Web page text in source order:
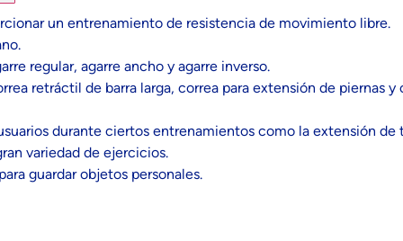
un entrenamiento de resistencia de movimiento libre.
regular, agarre ancho y agarre inverso.
retráctil de barra larga, correa para extensión de piernas
durante ciertos entrenamientos como la extensión de
variedad de ejercicios.
guardar objetos personales.